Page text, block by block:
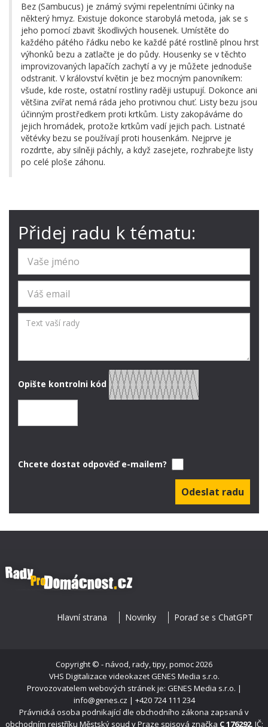
Bez (Sambucus) je známý svými repelentními účinky na
některý hmyz. Existuje dokonce starobylá metoda, jak se s
jeho pomocí zbavit škodlivých housenek. Umístěte do
každého pátého řádku nebo ke každé páté rostlině plnou hrst
výhonků bezu a zatlačte je do půdy. Housenky se v těchto
improvizovaných lapačích zachytí a vy je můžete jednoduše
odstranit. V království květin je bez mocným panovníkem:
všude, kde roste, ostatní rostliny raději ustupují. Dokonce ani
většina zvířat nemá ráda jeho protivnou chuť. Listy bezu jsou
účinným prostředkem proti krtkům. Listy zakopáváme do
jejich hromádek, protože krtkům vadí jejich pach. Listnaté
větévky bezu se používají proti housenkám. Nejprve je
rozdrťte, aby silněji páchly, a když zasejete, rozhrabejte listy
po celé ploše záhonu.
Přidej radu k tématu:
Opište kontrolni kód
Chcete dostat odpověď e-mailem?
Hlavní strana Novinky Poraď se s ChatGPT
Copyright © - návod, rady, tipy, pomoc2026
VHS Digitalizace videokazetGENES Media s.r.o.
Provozovatelem webových stránek je: GENES Media s.r.o. |
info@genes.cz | +420 724 111 234
Právnická osoba podnikající dle obchodního zákona zapsaná v
obchodním rejstříku Městský soud v Praze spisová značka C 176292. IČ: